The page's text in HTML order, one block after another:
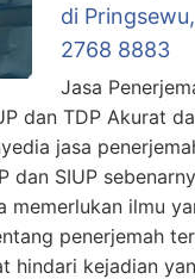
di
2768 8883
Jasa
dan TDP Akurat
jasa
dan SIUP
memerlukan ilmu
penerjemah
hindari kejadian